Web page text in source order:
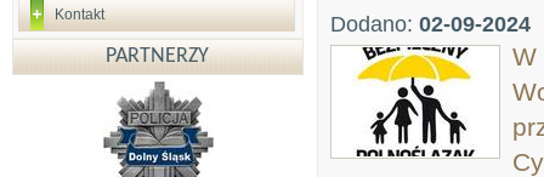
Kontakt
PARTNERZY
Dodano: 02-09-2024
W